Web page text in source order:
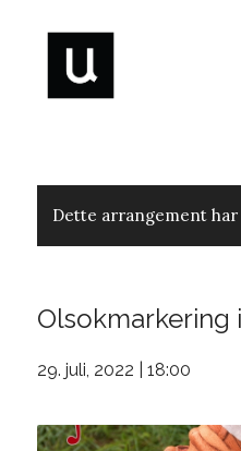
Dette arrangement
Olsokmarkering
29. juli, 2022 | 18:00